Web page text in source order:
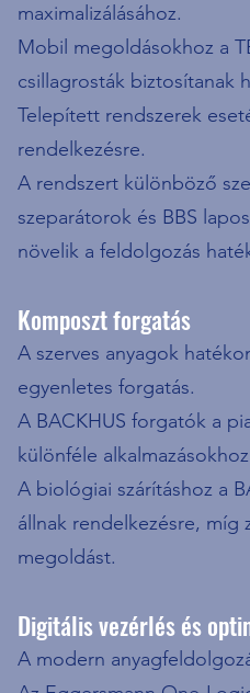
maximalizálásához.
Mobil megoldásokhoz a
csillagrosták biztosítanak
Telepített rendszerek
rendelkezésre.
A rendszert különböző
szeparátorok és BBS
növelik a feldolgozás
Komposzt forgatás
A szerves anyagok
egyenletes forgatás.
A BACKHUS forgatók a
különféle
A biológiai szárításhoz a
állnak rendelkezésre, míg
megoldást.
Digitális vezérlés és
A modern